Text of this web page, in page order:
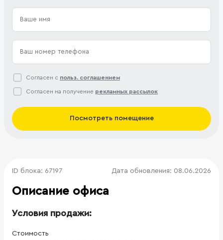
Согласен с польз. соглашением
Согласен на получение рекламных рассылок
Посмотреть помещение
ID блока: 67197 Дата обновления: 08.06.2026
Описание офиса
Условия продажи:
Стоимость